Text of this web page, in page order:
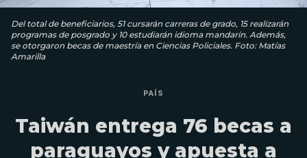
Del total de beneficiarios, 51 cursarán carreras de grado, 15 realizarán
programas de posgrado y 10 estudiarán idioma mandarín. Además,
se otorgaron becas de maestría en Ciencias Policiales. Foto: Matías
Amarilla
PAÍS
Taiwán entrega 76 becas a
paraguayos y apuesta a